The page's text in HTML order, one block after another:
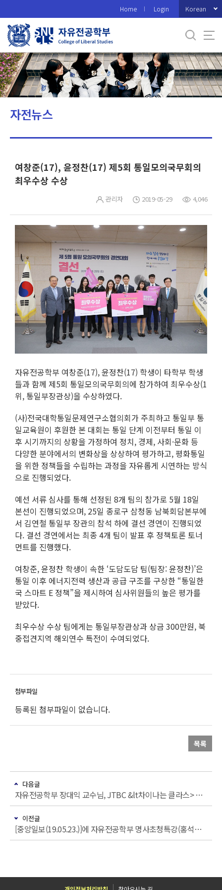
로
메
뉴
Home Login Korean
자전뉴스
여창준(17), 윤정찬(17) 제5회 통일모의국무회의
최우수상 수상
관리자 2019-05-29 4,046
자유전공학부 여창준(17), 윤정찬(17) 학생이 타학부 학생
들과 함께 제5회 통일모의국무회의에 참가하여 최우수상(1
위, 통일부장관상)을 수상하였다.
(사)전국대학통일문제연구소협의회가 주최하고 통일부 통
일교육원이 후원한 본 대회는 통일 단계 이전부터 통일 이
후 시기까지의 상황을 가정하여 정치, 경제, 사회·문화 등
다양한 분야에서의 변화상을 상상하여 평가하고, 평화통일
을 위한 정책들을 수립하는 과정을 자유롭게 시연하는 방식
으로 진행되었다.
예선 서류 심사를 통해 선정된 8개 팀의 참가로 5월 18일
본선이 진행되었으며, 25일 종로구 삼청동 남북회담본부에
서 김연철 통일부 장관의 참석 하에 결선 경연이 진행되었
다. 결선 경연에서는 최종 4개 팀이 발표 후 정책토론 토너
먼트를 진행했다.
여창준, 윤정찬 학생이 속한 ‘도담도담 팀(팀장: 윤정찬)’은
통일 이후 에너지전력 생산과 공급 구조를 구상한 “통일한
국 스마트 E 정책”을 제시하여 심사위원들의 높은 평가를
받았다.
최우수상 수상 팀에게는 통일부장관상과 상금 300만원, 북
중접견지역 해외연수 특전이 수여되었다.
등록된 첨부파일이 없습니다.
목록
다음글
자유전공학부 장대익 교수님, JTBC &lt차이나는 클라스> 출연
이전글
[중앙일보(19.05.23.)]에 자유전공학부 명사초청특강(홍석현 중앙홀딩스 회장) 관련 기사 게재